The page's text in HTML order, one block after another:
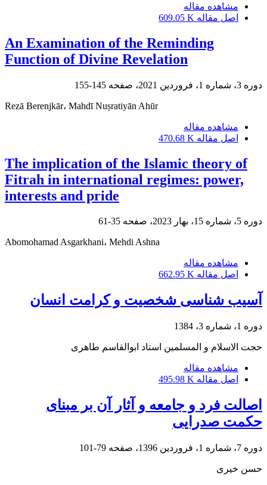
مشاهده مقاله
اصل مقاله 609.05 K
An Examination of the Reminding
Function of Divine Revelation
دوره 3، شماره 1، فروردین 2021، صفحه 145-155
Rezā Berenjkār، Mahdī Nuṣratiyān Ahūr
مشاهده مقاله
اصل مقاله 470.68 K
The implication of the Islamic theory of
Fitrah in international regimes: power,
interests and pride
دوره 5، شماره 15، بهار 2023، صفحه 35-61
Abomohamad Asgarkhani، Mehdi Ashna
مشاهده مقاله
اصل مقاله 662.95 K
آسیب شناسی شخصیت و کرامت انسان
دوره 1، شماره 3، 1384
حجت الاسلام و المسلمین استاد ابوالقاسم طاهری
مشاهده مقاله
اصل مقاله 495.98 K
اصالت فرد و جامعه و آثار آن بر مبنای
حکمت صدرایی
دوره 7، شماره 1، فروردین 1396، صفحه 79-101
حسن خیری